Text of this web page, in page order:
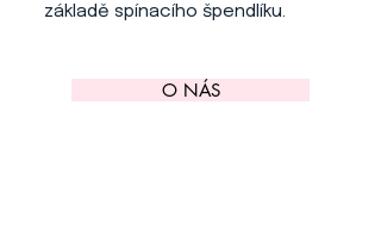
základě spínacího špendlíku.
O NÁS